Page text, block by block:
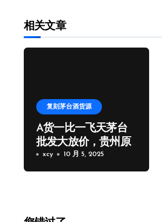
相关文章
复刻茅台酒货源
A货一比一飞天茅台
批发大放价，贵州原
厂一比一飞天茅台拿
货
xcy 10 月 5, 2025